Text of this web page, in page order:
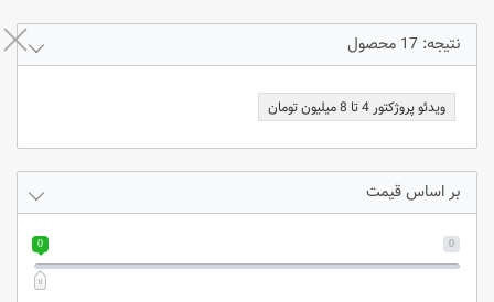
نتیجه: 17 محصول
ویدئو پروژکتور 4 تا 8 میلیون تومان
بر اساس قیمت
0
0